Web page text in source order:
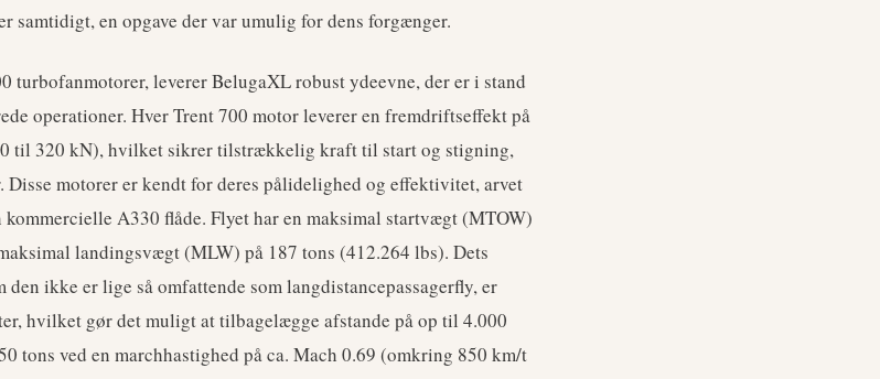
samtidigt, en opgave der var umulig for dens forgænger.
turbofanmotorer, leverer BelugaXL robust ydeevne, der er i stand
operationer. Hver Trent 700 motor leverer en fremdriftseffekt på
til 320 kN), hvilket sikrer tilstrækkelig kraft til start og stigning,
Disse motorer er kendt for deres pålidelighed og effektivitet, arvet
kommercielle A330 flåde. Flyet har en maksimal startvægt (MTOW)
landingsvægt (MLW) på 187 tons (412.264 lbs). Dets
ikke er lige så omfattende som langdistancepassagerfly, er
hvilket gør det muligt at tilbagelægge afstande på op til 4.000
tons ved en marchhastighed på ca. Mach 0.69 (omkring 850 km/t